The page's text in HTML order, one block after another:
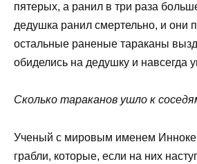
пятерых, а ранил в три раза
дедушка ранил смертельно, и они
остальные раненые тараканы
обиделись на дедушку и навсегда
Сколько тараканов ушло к
Ученый с мировым именем
грабли, которые, если на них